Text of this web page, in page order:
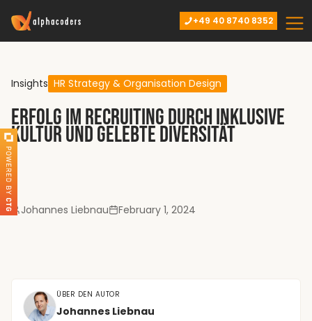
+49 40 8740 8352
Insights HR Strategy & Organisation Design
Erfolg im Recruiting durch inklusive
Kultur und gelebte Diversität
Johannes Liebnau February 1, 2024
ÜBER DEN AUTOR
Johannes Liebnau